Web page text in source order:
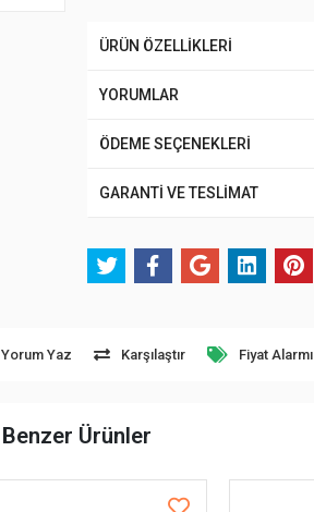
ÜRÜN ÖZELLİKLERİ
YORUMLAR
ÖDEME SEÇENEKLERİ
GARANTİ VE TESLİMAT
Yorum Yaz Karşılaştır Fiyat Alarmı
Benzer Ürünler